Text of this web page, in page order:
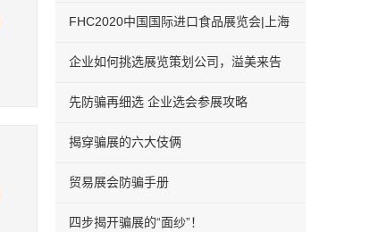
FHC2020中国国际进口食品展览会|上海
企业如何挑选展览策划公司，溢美来告
先防骗再细选 企业选会参展攻略
揭穿骗展的六大伎俩
贸易展会防骗手册
四步揭开骗展的“面纱”！